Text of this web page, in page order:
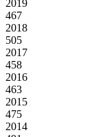
2019
467
2018
505
2017
458
2016
463
2015
475
2014